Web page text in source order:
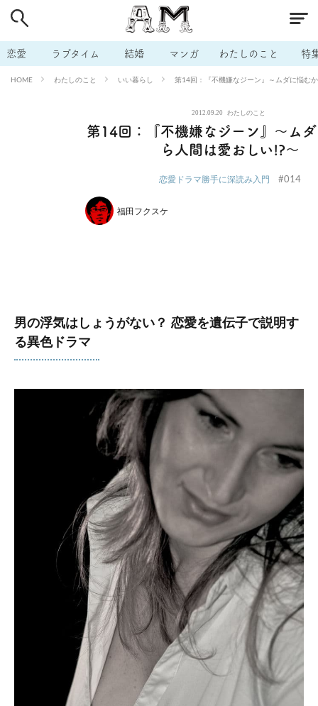
恋愛 ラブタイム 結婚 マンガ わたしのこと 特
HOME わたしのこと いい暮らし 第14回：『不機嫌なジーン』～ムダに悩む
2012.09.20 わたしのこと
第14回：『不機嫌なジーン』～ム
ら人間は愛おしい!?～
恋愛ドラマ勝手に深読み入門 #014
福田フクスケ
男の浮気はしょうがない？ 恋愛を遺伝子で説明す
る異色ドラマ
# 男の本音 # セフレ # 不倫
# 出会う方法 # マッチングアプリ # ラブグッズ # 体の相